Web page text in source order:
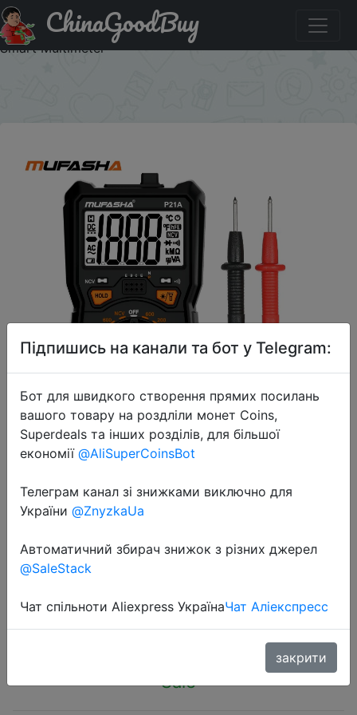
Акція на MUFASHA True RMS Multimeter 6000 COUNTS
AC/DC Flashlight Digital Multimeter High Precision NCV
Smart Multimeter
ChinaGoodBuy
MUFASHA True RMS Multimeter
6000 COUNTS AC/DC Flashlight
NCV Smart Multimeter
604 руб.
Sale
Підпишись на канали та бот у Telegram:
Бот для швидкого створення прямих посилань
вашого товару на роздліли монет Coins,
Superdeals та інших розділів, для більшої
економії @AliSuperCoinsBot
Телеграм канал зі знижками виключно для
України @ZnyzkaUa
Автоматичний збирач знижок з різних джерел
@SaleStack
Чат спільноти Aliexpress УкраїнаЧат Аліекспресс
закрити